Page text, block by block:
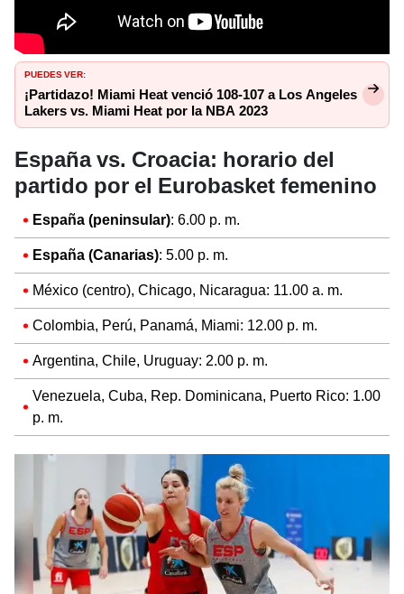
PUEDES VER:
¡Partidazo! Miami Heat venció 108-107 a Los Angeles
Lakers vs. Miami Heat por la NBA 2023
España vs. Croacia: horario del
partido por el Eurobasket femenino
España (peninsular): 6.00 p. m.
España (Canarias): 5.00 p. m.
México (centro), Chicago, Nicaragua: 11.00 a. m.
Colombia, Perú, Panamá, Miami: 12.00 p. m.
Argentina, Chile, Uruguay: 2.00 p. m.
Venezuela, Cuba, Rep. Dominicana, Puerto Rico: 1.00
p. m.